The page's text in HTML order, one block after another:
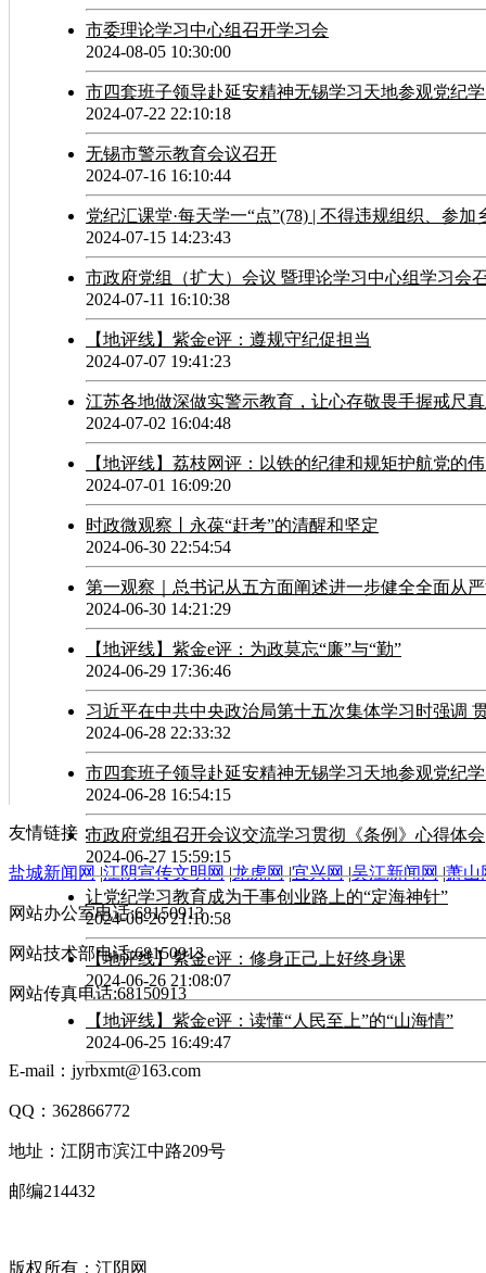
市委理论学习中心组召开学习会
2024-08-05 10:30:00
市四套班子领导赴延安精神无锡学习天地参观党纪
2024-07-22 22:10:18
无锡市警示教育会议召开
2024-07-16 16:10:44
党纪汇课堂·每天学一“点”(78) | 不得违规组织、参加
2024-07-15 14:23:43
市政府党组（扩大）会议 暨理论学习中心组学习会
2024-07-11 16:10:38
【地评线】紫金e评：遵规守纪促担当
2024-07-07 19:41:23
江苏各地做深做实警示教育，让心存敬畏手握戒尺
2024-07-02 16:04:48
【地评线】荔枝网评：以铁的纪律和规矩护航党的
2024-07-01 16:09:20
时政微观察丨永葆“赶考”的清醒和坚定
2024-06-30 22:54:54
第一观察｜总书记从五方面阐述进一步健全全面从
2024-06-30 14:21:29
【地评线】紫金e评：为政莫忘“廉”与“勤”
2024-06-29 17:36:46
2024-06-28 22:33:32
市四套班子领导赴延安精神无锡学习天地参观党纪
2024-06-28 16:54:15
市政府党组召开会议交流学习贯彻《条例》心得体会
2024-06-27 15:59:15
让党纪学习教育成为干事创业路上的“定海神针”
2024-06-26 21:10:58
【地评线】紫金e评：修身正己上好终身课
2024-06-26 21:08:07
【地评线】紫金e评：读懂“人民至上”的“山海情”
2024-06-25 16:49:47
友情链接：
盐城新闻网 |江阴宣传文明网 |龙虎网 |宜兴网 |吴江新闻网 |萧山
网站办公室电话:68150913
网站技术部电话:68150913
网站传真电话:68150913
E-mail：jyrbxmt@163.com
QQ：362866772
地址：江阴市滨江中路209号
邮编214432
版权所有：江阴网